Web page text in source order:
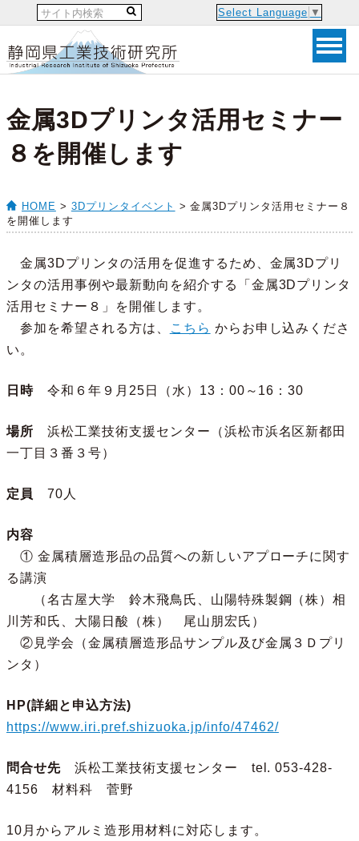
Select Language ▼
金属3Dプリンタ活用セミナー
８を開催します
HOME > 3Dプリンタイベント > 金属3Dプリンタ活用セミナー８
を開催します
金属3Dプリンタの活用を促進するため、金属3Dプリ
ンタの活用事例や最新動向を紹介する「金属3Dプリンタ
活用セミナー８」を開催します。
参加を希望される方は、
こちら からお申し込みくださ
い。
日時令和６年９月25日（水）13：00～16：30
場所 浜松工業技術支援センター（浜松市浜名区新都田
一丁目３番３号）
定員 70人
内容
① 金属積層造形品の品質への新しいアプローチに関す
る講演
（名古屋大学 鈴木飛鳥氏、山陽特殊製鋼（株）相
川芳和氏、大陽日酸（株） 尾山朋宏氏）
②見学会（金属積層造形品サンプル及び金属３Ｄプリ
ンタ）
HP(詳細と申込方法)
https://www.iri.pref.shizuoka.jp/info/47462/
問合せ先浜松工業技術支援センター tel. 053-428-
4156 材料科 菅野
10月からアルミ造形用材料に対応します。